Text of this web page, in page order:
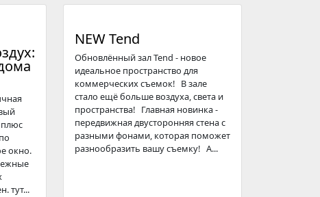
плюс
окно.
тут...
NEW Tend
Обновлённый зал Tend - новое
идеальное пространство для
коммерческих съемок! В зале
стало ещё больше воздуха, света и
пространства! Главная новинка -
передвижная двусторонняя стена с
разными фонами, которая поможет
разнообразить вашу съемку! А...